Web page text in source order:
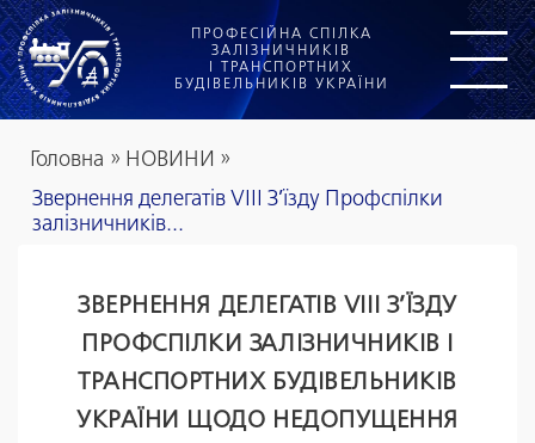
ПРОФЕСІЙНА СПІЛКА
ЗАЛІЗНИЧНИКІВ
І ТРАНСПОРТНИХ
БУДІВЕЛЬНИКІВ УКРАЇНИ
Головна » НОВИНИ »
Звернення делегатів VIII З’їзду Профспілки
залізничників...
ЗВЕРНЕННЯ ДЕЛЕГАТІВ VIII З’ЇЗДУ
ПРОФСПІЛКИ ЗАЛІЗНИЧНИКІВ І
ТРАНСПОРТНИХ БУДІВЕЛЬНИКІВ
УКРАЇНИ ЩОДО НЕДОПУЩЕННЯ